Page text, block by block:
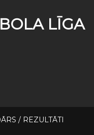
LĪGA
/ REZULTĀTI